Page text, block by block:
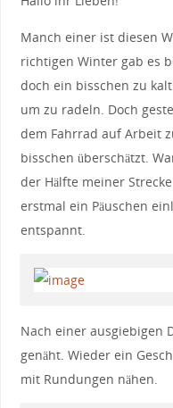
Manch einer ist diesen
richtigen Winter gab es
doch ein bisschen zu
um zu radeln. Doch
dem Fahrrad auf Arbeit
bisschen überschätzt.
der Hälfte meiner
erstmal ein Päuschen
entspannt.
Nach einer ausgiebigen
genäht. Wieder ein
mit Rundungen nähen.